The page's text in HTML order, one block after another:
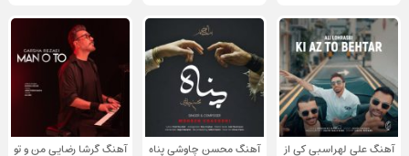
آهنگ علی لهراسبی کی از
آهنگ محسن چاوشی پناه آهنگ گرشا رضایی من و تو